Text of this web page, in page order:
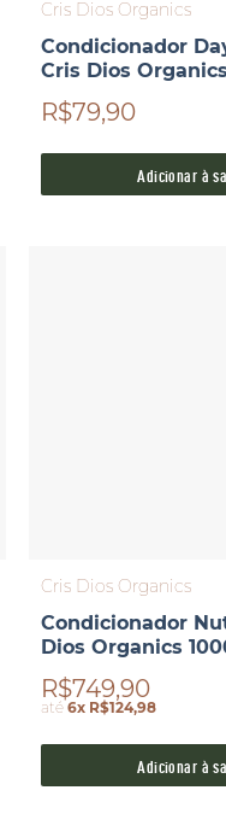
Cris Dios Organics
Condicionador
Cris Dios
R$79,90
Adicionar à
Cris Dios Organics
Condicionador
Dios Organics
R$749,90
até 6x R$124,98
Adicionar à